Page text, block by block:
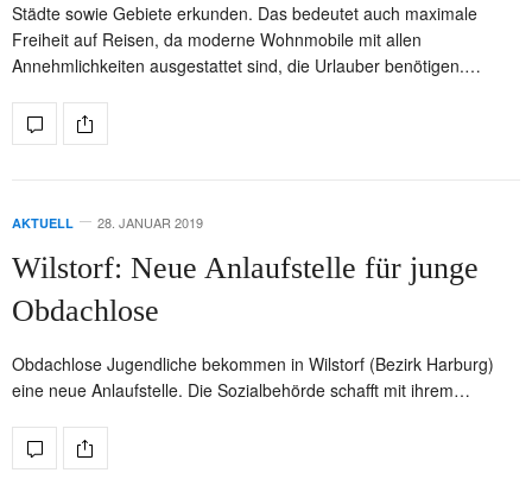
Städte sowie Gebiete erkunden. Das bedeutet auch maximale
Freiheit auf Reisen, da moderne Wohnmobile mit allen
Annehmlichkeiten ausgestattet sind, die Urlauber benötigen.…
AKTUELL 28. JANUAR 2019
Wilstorf: Neue Anlaufstelle für junge
Obdachlose
Obdachlose Jugendliche bekommen in Wilstorf (Bezirk Harburg)
eine neue Anlaufstelle. Die Sozialbehörde schafft mit ihrem…